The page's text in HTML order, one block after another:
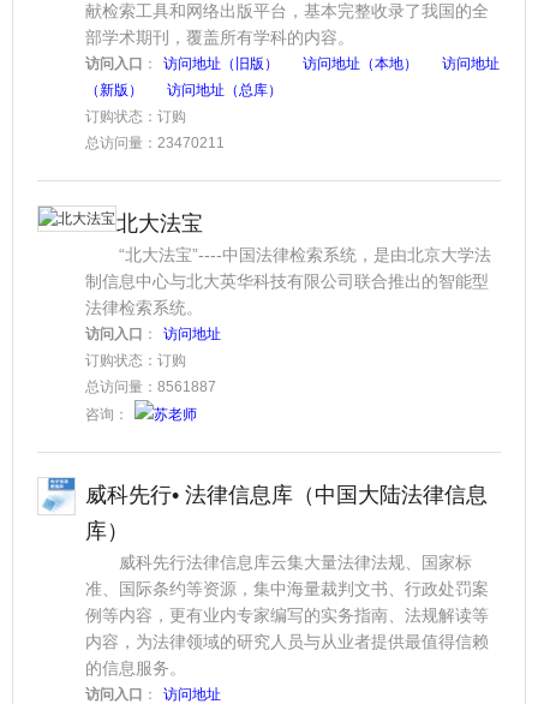
献检索工具和网络出版平台，基本完整收录了我国的全
部学术期刊，覆盖所有学科的内容。
访问入口 ： 访问地址（旧版） 访问地址（本地）
访问地址
（新版）
访问地址（总库）
订购状态：订购
总访问量：23470211
北大法宝
“北大法宝”----中国法律检索系统，是由北京大学法
制信息中心与北大英华科技有限公司联合推出的智能型
法律检索系统。
访问入口 ：
访问地址
订购状态：订购
总访问量：8561887
咨询：
苏老师
威科先行• 法律信息库（中国大陆法律信息
库）
威科先行法律信息库云集大量法律法规、国家标
准、国际条约等资源，集中海量裁判文书、行政处罚案
例等内容，更有业内专家编写的实务指南、法规解读等
内容，为法律领域的研究人员与从业者提供最值得信赖
的信息服务。
访问入口 ：
访问地址